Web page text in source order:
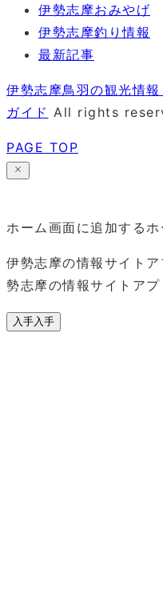
伊勢志摩おみやげ
伊勢志摩釣り情報
最新記事
伊勢志摩鳥羽の観光情
ガイド All rights
PAGE TOP
ホーム画面に追加するホ
伊勢志摩の情報サイト
勢志摩の情報サイトア
入手入手